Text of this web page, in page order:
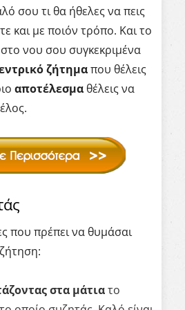
σου τι θα ήθελες να πεις
και με ποιόν τρόπο. Και το
νου σου συγκεκριμένα
ζήτημαπου θέλεις
αποτέλεσμα θέλεις να
που πρέπει να θυμάσαι
στα μάτιατο